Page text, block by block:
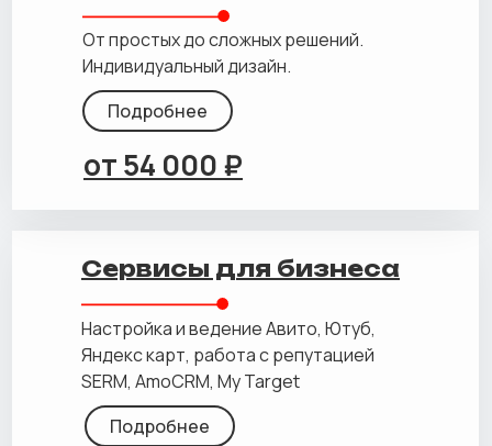
Сервисы для бизнеса
Настройка и ведение Авито, Ютуб,
Яндекс карт, работа с репутацией
SERM, AmoCRM, My Target
Подробнее
От простых до сложных решений.
Индивидуальный дизайн.
Подробнее
от 54 000 ₽